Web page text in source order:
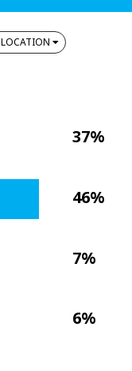
LOCATION
37%
46%
7%
6%